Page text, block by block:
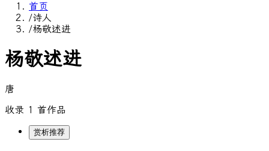
首页
/诗人
/杨敬述进
杨敬述进
唐
收录 1 首作品
赏析推荐